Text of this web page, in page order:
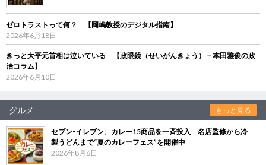
ゼロトラストって何？ 【岡嶋教授のデジタル指南】
2026年6月18日
きっと大平元首相は泣いている 【政眼鏡（せいがんきょう）－本田雅俊の政
治コラム】
2026年6月10日
グルメ もっと見る
セブン‐イレブン、カレー15商品を一斉投入 名店監修から冷
製うどんまで“夏のカレーフェス”を開催中
2026年8月6日